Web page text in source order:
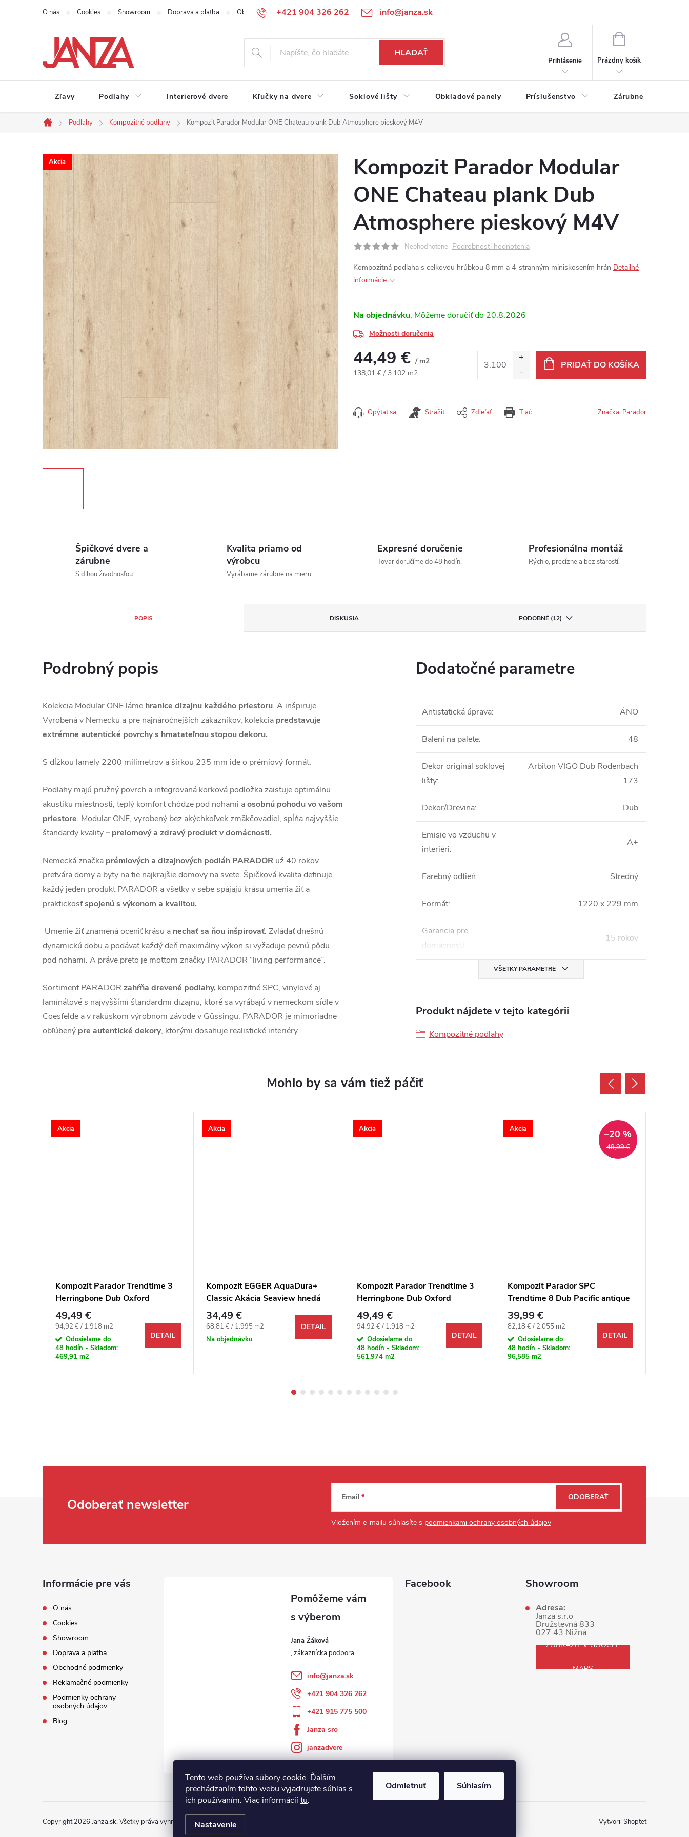
Tento web používa súbory cookie. Ďalším
prechádzaním tohto webu vyjadrujete súhlas s
ich používaním. Viac informáciítu.
Nastavenie
Odmietnuť Súhlasím
Prejsť na obsah +421 904 326 262 info@janza.sk
O nás Cookies Showroom Doprava a platba Obchodné podmienky Reklamačné podmienky Podmienky ochrany osobných údajov
HĽADAŤ
Prihlásenie
NÁKUPNÝ KOŠÍK
Prázdny košík
Zľavy Podlahy Interierové dvere Kľučky na dvere Soklové lišty Obkladové panely Príslušenstvo Zárubne
Domov
Podlahy Kompozitné podlahy Kompozit Parador Modular ONE Chateau plank Dub Atmosphere pieskový M4V
Akcia
Kompozit Parador Modular
ONE Chateau plank Dub
Atmosphere pieskový M4V
Neohodnotené Podrobnosti hodnotenia
Kompozitná podlaha s celkovou hrúbkou 8 mm a 4-stranným miniskosením hrán Detailné
informácie
Na objednávku 20.8.2026
Možnosti doručenia
44,49 € / m2
Jednotková cena:
138,01 € / 3.102 m2
PRIDAŤ DO KOŠÍKA
Tlač
Opýtať sa Strážiť Zdieľať Značka: Parador
Špičkové dvere a
zárubne
S dlhou životnosťou.
Kvalita priamo od
výrobcu
Vyrábame zárubne na mieru.
Expresné doručenie
Tovar doručíme do 48 hodín.
Profesionálna montáž
Rýchlo, precízne a bez starostí.
POPIS DISKUSIA PODOBNÉ (12)
Podrobný popis
Kolekcia Modular ONE láme hranice dizajnu každého priestoru. A inšpiruje.
Vyrobená v Nemecku a pre najnáročnejších zákazníkov, kolekcia predstavuje
extrémne autentické povrchy s hmatateľnou stopou dekoru.
S dĺžkou lamely 2200 milimetrov a šírkou 235 mm ide o prémiový formát.
Podlahy majú pružný povrch a integrovaná korková podložka zaisťuje optimálnu
akustiku miestnosti, teplý komfort chôdze pod nohami aosobnú pohodu vo vašom
priestore. Modular ONE, vyrobený bez akýchkoľvek zmäkčovadiel, spĺňa najvyššie
štandardy kvality– prelomový a zdravý produkt v domácnosti.
Nemecká značka prémiových a dizajnových podláh PARADOR už 40 rokov
pretvára domy a byty na tie najkrajšie domovy na svete. Špičková kvalita definuje
každý jeden produkt PARADOR a všetky v sebe spájajú krásu umenia žiť a
praktickosťspojenú s výkonom a kvalitou.
Umenie žiť znamená oceniť krásu a nechať sa ňou inšpirovať. Zvládať dnešnú
dynamickú dobu a podávať každý deň maximálny výkon si vyžaduje pevnú pôdu
pod nohami. A práve preto je mottom značky PARADOR “living performance”.
Sortiment PARADOR zahŕňa drevené podlahy, kompozitné SPC, vinylové aj
laminátové s najvyššími štandardmi dizajnu, ktoré sa vyrábajú v nemeckom sídle v
Coesfelde a v rakúskom výrobnom závode v Güssingu. PARADOR je mimoriadne
obľúbený pre autentické dekory, ktorými dosahuje realistické interiéry.
Dodatočné parametre
Antistatická úprava: ÁNO
Balení na palete: 48
Dekor originál soklovej
lišty:
Arbiton VIGO Dub Rodenbach
173
Dekor/Drevina: Dub
Emisie vo vzduchu v
interiéri:
A+
Farebný odtieň: Stredný
Formát: 1220 x 229 mm
Garancia pre
domácnosti:
15 rokov
VŠETKY PARAMETRE
Produkt nájdete v tejto kategórii
Kompozitné podlahy
Akcia
Kompozit Parador Trendtime 3
Herringbone Dub Oxford
prírodný M4V
49,49 €
Jednotková cena:
94,92 € / 1.918 m2
Odosielame do
48 hodín - Skladom:
469,91 m2
DETAIL
Akcia
Kompozit EGGER AquaDura+
Classic Akácia Seaview hnedá
4V
34,49 €
Jednotková cena:
68,81 € / 1.995 m2
Na objednávku
DETAIL
Akcia
Kompozit Parador Trendtime 3
Herringbone Dub Oxford
karamelovo-hnedý M4V
49,49 €
Jednotková cena:
94,92 € / 1.918 m2
Odosielame do
48 hodín - Skladom:
561,974 m2
DETAIL
Akcia
49,99 €
–20 %
Kompozit Parador SPC
Trendtime 8 Dub Pacific antique
prírodný 4V
39,99 €
Jednotková cena:
82,18 € / 2.055 m2
Odosielame do
48 hodín - Skladom:
96,585 m2
DETAIL
Odoberať newsletter Email
Vložením e-mailu súhlasíte s podmienkami ochrany osobných údajov
ODOBERAŤ
Informácie pre vás
O nás
Cookies
Showroom
Doprava a platba
Obchodné podmienky
Reklamačné podmienky
Podmienky ochrany
osobných údajov
Blog
Jana Žáková
info@janza.sk
+421 904 326 262
+421 915 775 500
Janza sro
janzadvere
Facebook Showroom
Adresa:
Janza s.r.o
Družstevná 833
027 43 Nižná
ZOBRAZIŤ V GOOGLE
MAPS
Vytvoril Shoptet
Copyright 2026 Janza.sk. Všetky práva vyhradené.